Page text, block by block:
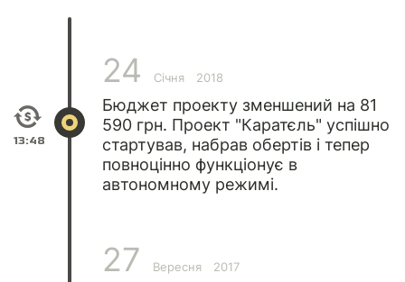
13:48
24 Січня 2018
Бюджет проекту зменшений на 81
590 грн. Проект "Каратєль" успішно
стартував, набрав обертів і тепер
повноцінно функціонує в
автономному режимі.
27 Вересня 2017